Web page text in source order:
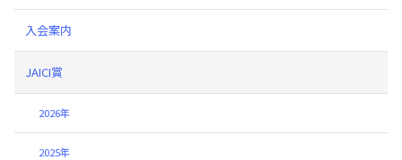
入会案内
JAICI賞
2026年
2025年